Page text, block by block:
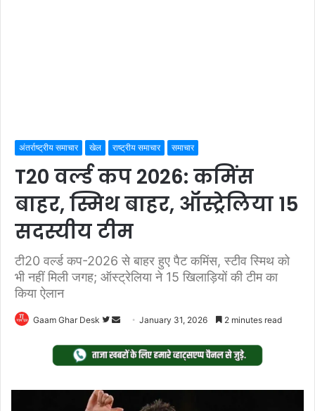
अंतर्राष्ट्रीय समाचार खेल राष्ट्रीय समाचार समाचार
T20 वर्ल्ड कप 2026: कमिंस
बाहर, स्मिथ बाहर, ऑस्ट्रेलिया 15
सदस्यीय टीम
टी20 वर्ल्ड कप-2026 से बाहर हुए पैट कमिंस, स्टीव स्मिथ को
भी नहीं मिली जगह; ऑस्ट्रेलिया ने 15 खिलाड़ियों की टीम का
किया ऐलान
Gaam Ghar Desk
Follow
Twitter
Send
email
January 31, 2026 2 minutes read